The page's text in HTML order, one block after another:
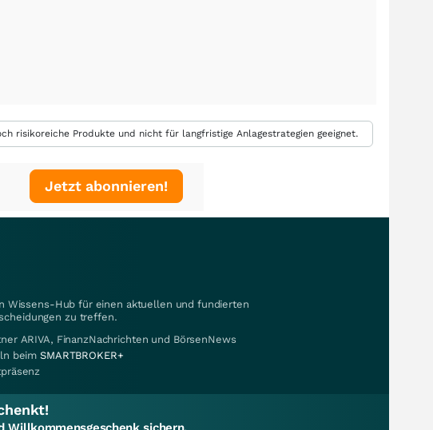
risikoreiche Produkte und nicht für langfristige Anlagestrategien geeignet.
Jetzt abonnieren!
Wissens-Hub für einen aktuellen und fundierten
zu treffen.
ARIVA, FinanzNachrichten und BörsenNews
beimSMARTBROKER+